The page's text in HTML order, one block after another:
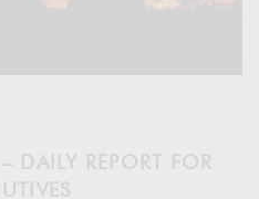
DAILY REPORT FOR